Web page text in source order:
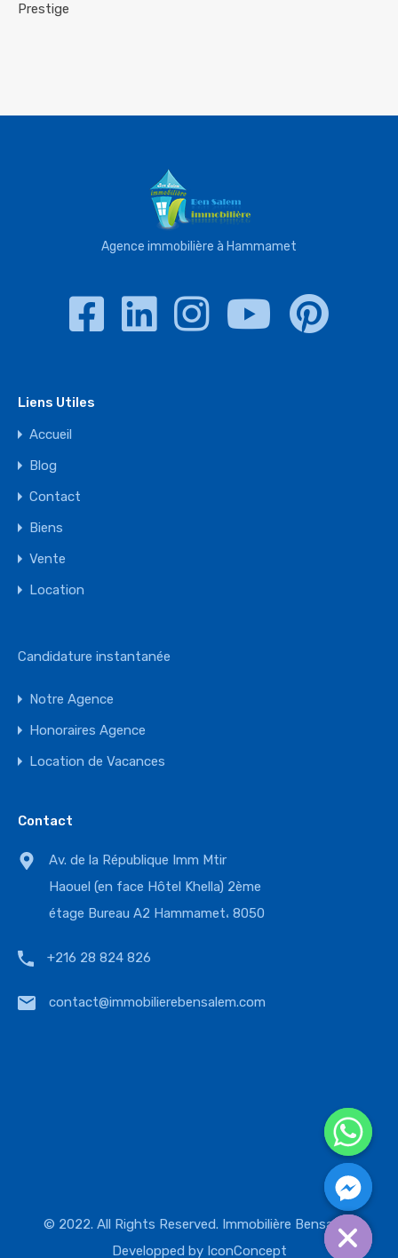
Prestige
Agence immobilière à Hammamet
Liens Utiles
Accueil
Blog
Contact
Biens
Vente
Location
Candidature instantanée
Notre Agence
Honoraires Agence
Location de Vacances
Contact
Av. de la République Imm Mtir
Haouel (en face Hôtel Khella) 2ème
étage Bureau A2 Hammamet، 8050
+216 28 824 826
contact@immobilierebensalem.com
© 2022. All Rights Reserved. Immobilière Bensalem
Developped by IconConcept